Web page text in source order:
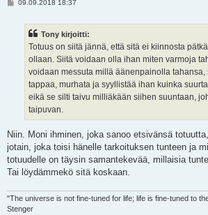
V09.09.2018 18:37
Tony kirjoitti:
Totuus on siitä jännä, että sitä ei kiinnosta
ollaan. Siitä voidaan olla ihan miten varmoja
voidaan messuta millä äänenpainolla tahansa,
tappaa, murhata ja syyllistää ihan kuinka
eikä se silti taivu milliäkään siihen suuntaan,
taipuvan.
Niin. Moni ihminen, joka sanoo etsivänsä
jotain, joka toisi hänelle tarkoituksen tunteen ja
totuudelle on täysin samantekevää, millaisia
Tai löydämmekö sitä koskaan.
"The universe is not fine-tuned for life; life is fine-tuned to
Stenger